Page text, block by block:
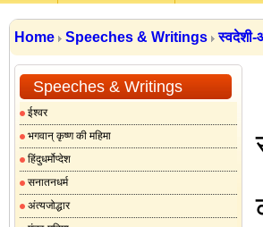
Home Speeches & Writings स्वदेशी-
Speeches & Writings
ईश्वर
भगवान् कृष्ण की महिमा
हिंदुधर्मोप्देश
सनातनधर्म
अंत्यजोद्धार